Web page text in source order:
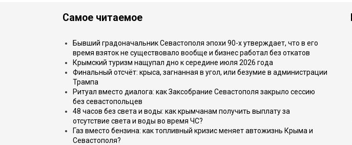
Самое читаемое
Бывший градоначальник Севастополя эпохи 90-х утверждает, что в его
время взяток не существовало вообще и бизнес работал без откатов
Крымский туризм нащупал дно к середине июля 2026 года
Финальный отсчёт: крыса, загнанная в угол, или безумие в администрации
Трампа
Ритуал вместо диалога: как Заксобрание Севастополя закрыло сессию
без севастопольцев
48 часов без света и воды: как крымчанам получить выплату за
отсутствие света и воды во время ЧС?
Газ вместо бензина: как топливный кризис меняет автожизнь Крыма и
Севастополя?